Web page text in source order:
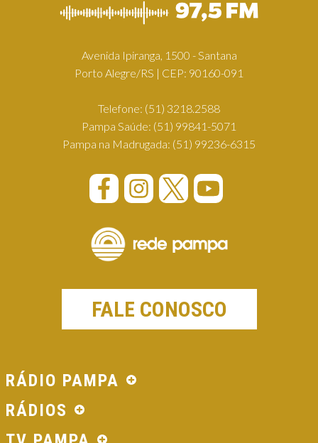
Avenida Ipiranga, 1500 - Santana
Porto Alegre/RS | CEP: 90160-091
Telefone: (51) 3218.2588
Pampa Saúde: (51) 99841-5071
Pampa na Madrugada: (51) 99236-6315
FALE CONOSCO
RÁDIO PAMPA
RÁDIOS